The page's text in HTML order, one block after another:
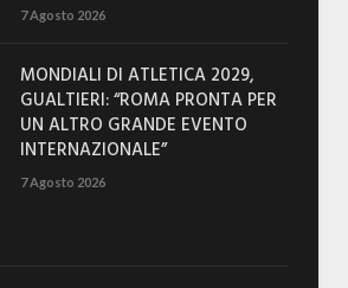
7 Agosto 2026
MONDIALI DI ATLETICA 2029,
GUALTIERI: “ROMA PRONTA PER
UN ALTRO GRANDE EVENTO
INTERNAZIONALE”
7 Agosto 2026